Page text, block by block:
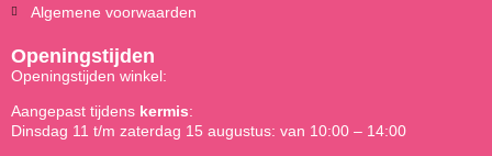
Algemene voorwaarden
Openingstijden
Openingstijden winkel:
Aangepast tijdens kermis:
Dinsdag 11 t/m zaterdag 15 augustus: van 10:00 – 14:00